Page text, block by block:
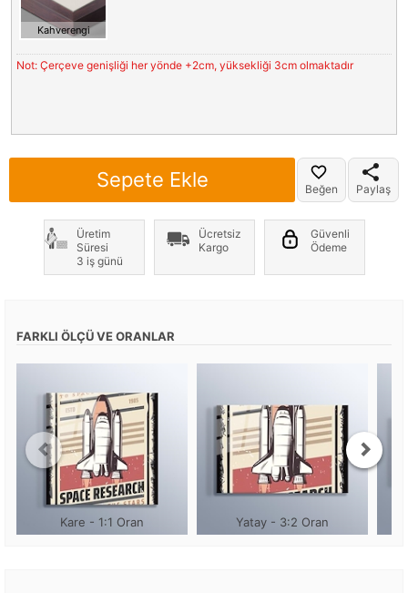
Kahverengi
Not: Çerçeve genişliği her yönde +2cm, yüksekliği 3cm olmaktadır
Sepete Ekle Beğen Paylaş
Üretim
Süresi
3 iş günü
Ücretsiz
Kargo
Güvenli
Ödeme
FARKLI ÖLÇÜ VE ORANLAR
Kare - 1:1 Oran Yatay - 3:2 Oran